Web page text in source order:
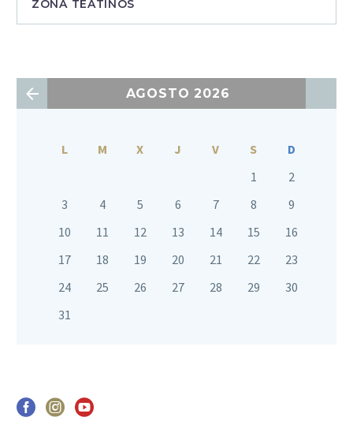
ZONA TEATINOS
AGOSTO 2026
L M X J V S
D
1
2
3
4 5 6 7 8
9
10
11 12 13 14 15
16
17
18 19 20 21 22
23
24
25 26 27 28 29
30
31